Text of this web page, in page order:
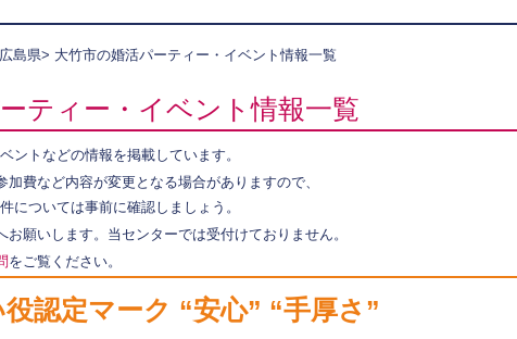
広島県> 大竹市の婚活パーティー・イベント情報一覧
ティー・イベント情報一覧
ントなどの情報を掲載しています。
費など内容が変更となる場合がありますので、
ついては事前に確認しましょう。
願いします。当センターでは受付けておりません。
をご覧ください。
認定マーク “安心” “手厚さ”